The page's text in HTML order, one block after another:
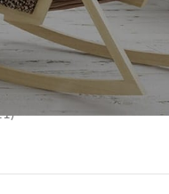
(12)
(8)
(7)
(30)